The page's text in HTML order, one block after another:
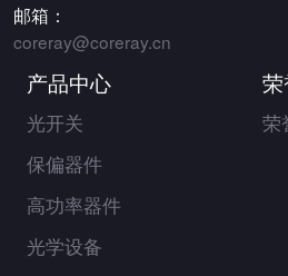
邮箱：
coreray@coreray.cn
产品中心
光开关
保偏器件
高功率器件
光学设备
荣